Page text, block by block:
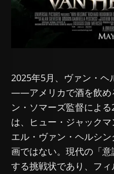
2025年5月、ヴァン・ヘ
——アメリカで酒を飲め
ン・ソマーズ監督によ
は、ヒュー・ジャック
エル・ヴァン・ヘルシ
画ではない。現代の「
する挑戦状であり、フ